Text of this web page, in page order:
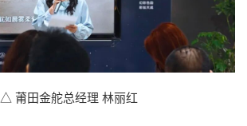
△ 莆田金舵总经理 林丽红